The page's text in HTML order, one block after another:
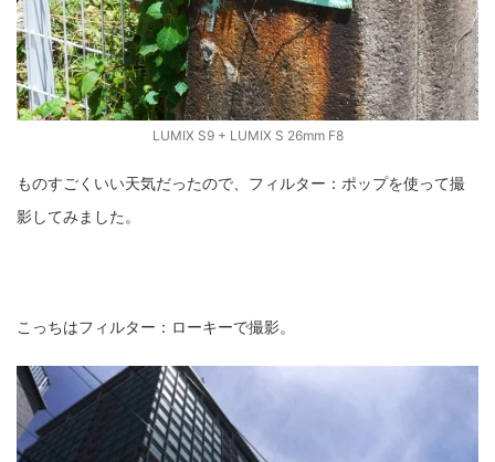
LUMIX S9 + LUMIX S 26mm F8
ものすごくいい天気だったので、フィルター：ポップを使って撮
影してみました。
こっちはフィルター：ローキーで撮影。